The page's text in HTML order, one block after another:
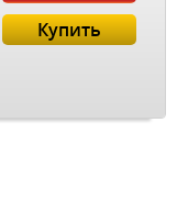
Купить